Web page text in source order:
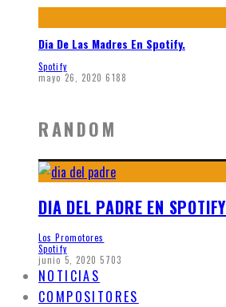
Dia De Las Madres En Spotify.
Spotify
mayo 26, 2020 6188
RANDOM
DIA DEL PADRE EN SPOTIFY
Los Promotores
Spotify
junio 5, 2020 5703
NOTICIAS
COMPOSITORES